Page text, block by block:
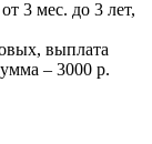
3 мес. до 3 лет,
выплата
– 3000 р.